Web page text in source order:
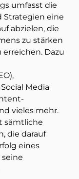
umfasst die
Strategien eine
abzielen, die
zu stärken
Dazu
Media
vieles mehr.
sämtliche
die darauf
eines